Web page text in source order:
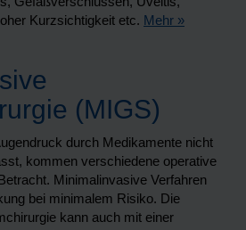
Kurzsichtigkeit etc. Mehr »
(MIGS)
durch Medikamente nicht
kommen verschiedene operative
Minimalinvasive Verfahren
bei minimalem Risiko. Die
kann auch mit einer